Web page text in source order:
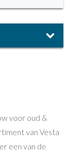
voor oud &
van Vesta
een van de